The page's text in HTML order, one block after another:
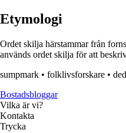
Etymologi
Ordet skilja härstammar från
används ordet skilja för att
sumpmark • folklivsforskare •
Bostadsbloggar
Vilka är vi?
Kontakta
Trycka